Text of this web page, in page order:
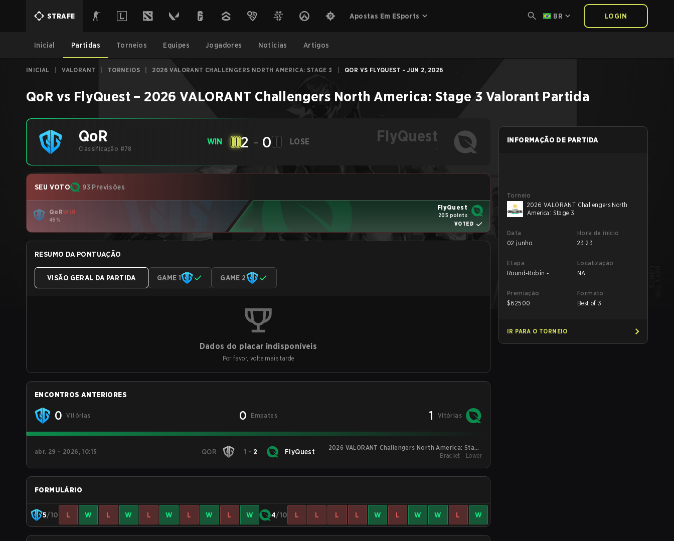
STRAFE Apostas Em ESports BR LOGIN
Inicial Partidas Torneios Equipes Jogadores Notícias Artigos
INICIAL VALORANT TORNEIOS 2026 VALORANT CHALLENGERS NORTH AMERICA: STAGE 3 QOR VS FLYQUEST - JUN 2, 2026
QoR vs FlyQuest – 2026 VALORANT Challengers North America: Stage 3 Valorant Partida
QoR
Classificação #78
WIN 2 - 0 LOSE FlyQuest
-
SEU VOTO 93 Previsões
QoRWIN
46%
FlyQuest
205 points
VOTED
RESUMO DA PONTUAÇÃO
VISÃO GERAL DA PARTIDA GAME 1 GAME 2
Dados do placar indisponíveis
Por favor, volte mais tarde
ENCONTROS ANTERIORES
0 Vitórias 0 Empates 1 Vitórias
abr. 29 - 2026, 10:15 QOR 1 - 2 FlyQuest
2026 VALORANT Challengers North America: Stage
2
Bracket - Lower
FORMULÁRIO
5/10 L W L W L W L W L W 4/10 L L L L W L W W L W
INFORMAÇÃO DE PARTIDA
Torneio
2026 VALORANT Challengers North
America: Stage 3
Data
02 junho
Hora de início
23:23
Etapa
Round-Robin -
Localização
NA
Premiação
$62500
Formato
Best of 3
IR PARA O TORNEIO